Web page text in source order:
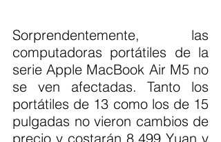
Sorprendentemente, las
computadoras portátiles de la
serie Apple MacBook Air M5 no
se ven afectadas. Tanto los
portátiles de 13 como los de 15
pulgadas no vieron cambios de
precio y costarán 8.499 Yuan y